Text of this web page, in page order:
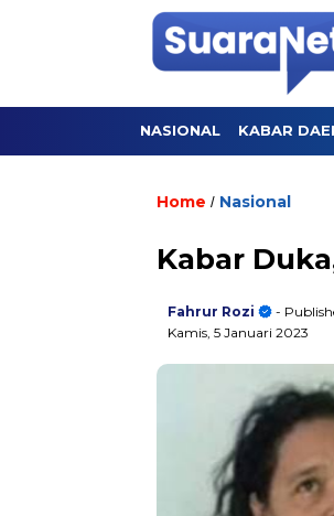
NASIONAL KABAR
Home / Nasional
Kabar
Fahrur Rozi
-
Kamis, 5 Januari 2023